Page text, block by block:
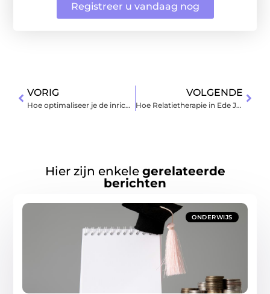
Registreer u vandaag nog
VORIG
Hoe optimaliseer je de inrichting van je woonkamer met mangohouten meubels?
VOLGENDE
Hoe Relatietherapie in Ede Je Relatie Kan Transformeren
Hier zijn enkele gerelateerde
berichten
ONDERWIJS